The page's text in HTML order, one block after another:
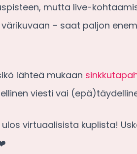
mutta live-
– saat paljon
lähteä mukaan
viesti vai
virtuaalisista kuplista!